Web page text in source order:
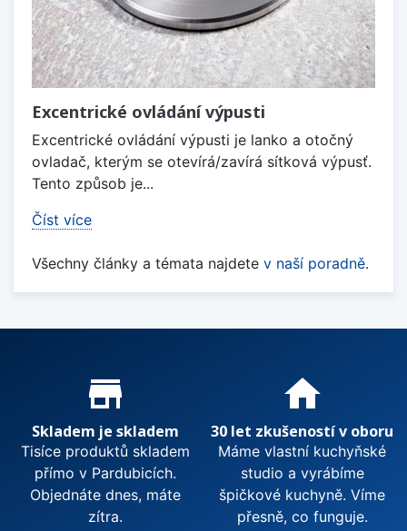
Excentrické ovládání výpusti
Excentrické ovládání výpusti je lanko a otočný
ovladač, kterým se otevírá/zavírá sítková výpusť.
Tento způsob je...
Číst více
Všechny články a témata najdete v naší poradně.
Proč nakupovat u nás?
store_mall_directory
Skladem je skladem
Tisíce produktů skladem
přímo v Pardubicích.
Objednáte dnes, máte
zítra.
home
30 let zkušeností v oboru
Máme vlastní kuchyňské
studio a vyrábíme
špičkové kuchyně. Víme
přesně, co funguje.